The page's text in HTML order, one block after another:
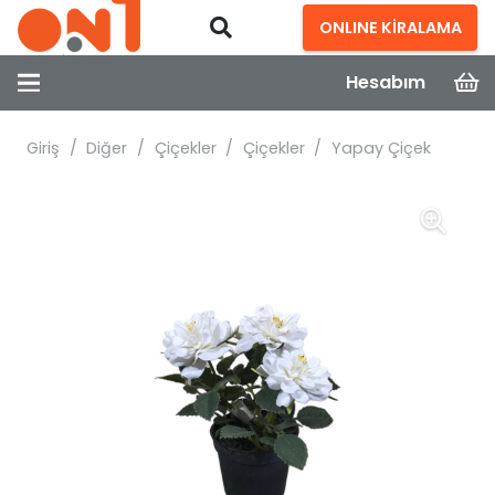
ONLINE KİRALAMA
Hesabım
Giriş / Diğer / Çiçekler / Çiçekler / Yapay Çiçek